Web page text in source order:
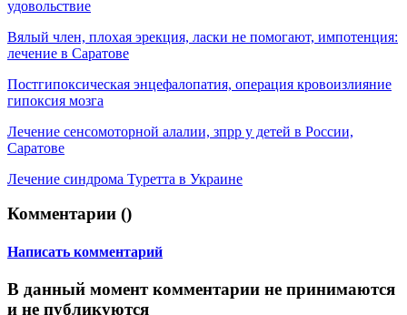
удовольствие
Вялый член, плохая эрекция, ласки не помогают, импотенция:
лечение в Саратове
Постгипоксическая энцефалопатия, операция кровоизлияние
гипоксия мозга
Лечение сенсомоторной алалии, зпрр у детей в России,
Саратове
Лечение синдрома Туретта в Украине
Комментарии ()
Написать комментарий
В данный момент комментарии не принимаются
и не публикуются